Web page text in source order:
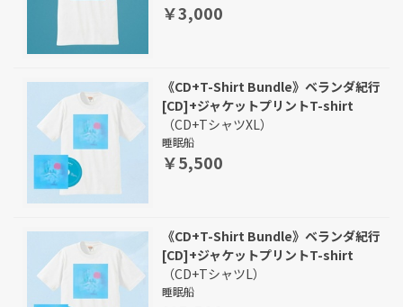
￥3,000
《CD+T-Shirt Bundle》ベランダ紀行
[CD]+ジャケットプリントT-shirt
（CD+TシャツXL）
睡眠船
￥5,500
《CD+T-Shirt Bundle》ベランダ紀行
[CD]+ジャケットプリントT-shirt
（CD+TシャツL）
睡眠船